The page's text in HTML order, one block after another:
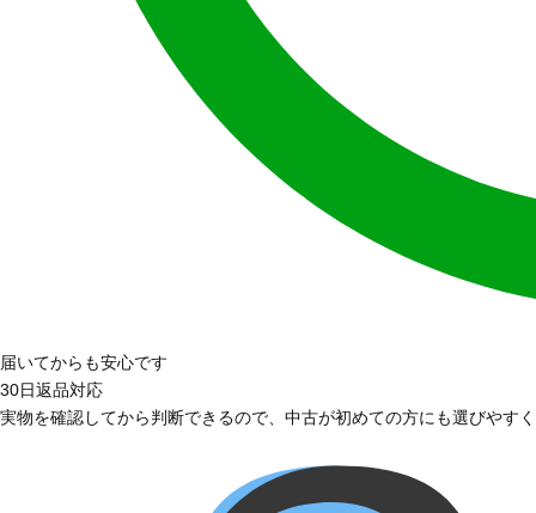
届いてからも安心です
30日返品対応
実物を確認してから判断できるので、中古が初めての方にも選びやす